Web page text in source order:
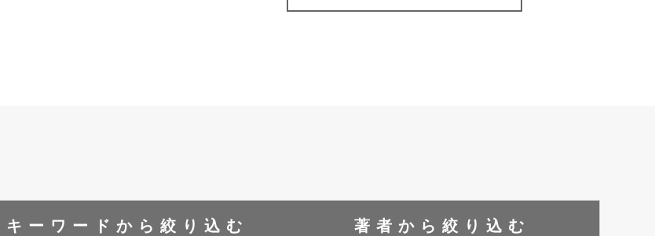
キーワードから 絞り込む 著者から 絞り込む